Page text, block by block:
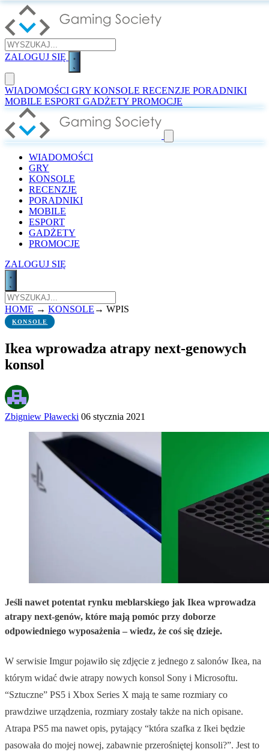
ZALOGUJ SIĘ
WIADOMOŚCI GRY KONSOLE RECENZJE PORADNIKI
MOBILE ESPORT GADŻETY PROMOCJE
WIADOMOŚCI
GRY
KONSOLE
RECENZJE
PORADNIKI
MOBILE
ESPORT
GADŻETY
PROMOCJE
ZALOGUJ SIĘ
HOME → KONSOLE → WPIS
KONSOLE
Ikea wprowadza atrapy next-genowych
konsol
Zbigniew Pławecki 06 stycznia 2021
Jeśli nawet potentat rynku meblarskiego jak Ikea wprowadza
atrapy next-genów, które mają pomóc przy doborze
odpowiedniego wyposażenia – wiedz, że coś się dzieje.
W serwisie Imgur pojawiło się zdjęcie z jednego z salonów Ikea, na
którym widać dwie atrapy nowych konsol Sony i Microsoftu.
“Sztuczne” PS5 i Xbox Series X mają te same rozmiary co
prawdziwe urządzenia, rozmiary zostały także na nich opisane.
Atrapa PS5 ma nawet opis, pytający “która szafka z Ikei będzie
pasowała do mojej nowej, zabawnie przerośniętej konsoli?”. Jest to